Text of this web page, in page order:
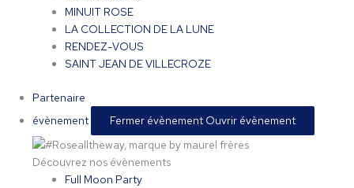
MINUIT ROSE
LA COLLECTION DE LA LUNE
RENDEZ-VOUS
SAINT JEAN DE VILLECROZE
Partenaire
évènement
Fermer évènement Ouvrir évènement
Découvrez nos évènements
Full Moon Party